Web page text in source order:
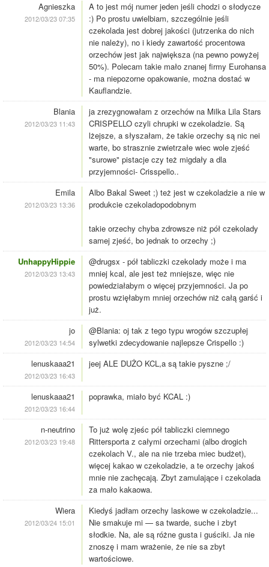
Agnieszka
2012/03/23 07:35
A to jest mój numer jeden jeśli chodzi o słodycze
:) Po prostu uwielbiam, szczególnie jeśli
czekolada jest dobrej jakości (jutrzenka do nich
nie należy), no i kiedy zawartość procentowa
orzechów jest jak największa (na pewno powyżej
50%). Polecam takie mało znanej firmy Eurohansa
- ma niepozorne opakowanie, można dostać w
Kauflandzie.
Blania
2012/03/23 11:43
ja zrezygnowałam z orzechów na Milka Lila Stars
CRISPELLO czyli chrupki w czekoladzie. Są
lżejsze, a słyszałam, że takie orzechy są nic nei
warte, bo strasznie zwietrzałe wiec wole zjeść
"surowe" pistacje czy też migdały a dla
przyjemności- Crisspello..
Emila
2012/03/23 13:36
Albo Bakal Sweet ;) też jest w czekoladzie a nie w
produkcie czekoladopodobnym
takie orzechy chyba zdrowsze niż pół czekolady
samej zjeść, bo jednak to orzechy ;)
UnhappyHippie
2012/03/23 13:43
@drugsx - pół tabliczki czekolady może i ma
mniej kcal, ale jest też mniejsze, więc nie
powiedziałabym o więcej przyjemności. Ja po
prostu wzięłabym mniej orzechów niż całą garść i
już.
jo
2012/03/23 14:54
@Blania: oj tak z tego typu wrogów szczupłej
sylwetki zdecydowanie najlepsze Crispello :)
lenuskaaa21
2012/03/23 16:43
jeej ALE DUŻO KCL,a są takie pyszne ;/
lenuskaaa21
2012/03/23 16:44
poprawka, miało być KCAL :)
n-neutrino
2012/03/23 19:48
To już wolę zjeśc pół tabliczki ciemnego
Rittersporta z całymi orzechami (albo drogich
czekolach V., ale na nie trzeba miec budżet),
więcej kakao w czekoladzie, a te orzechy jakoś
mnie nie zachęcają. Zbyt zamulające i czekolada
za mało kakaowa.
Wiera
2012/03/24 15:01
Kiedyś jadłam orzechy laskowe w czekoladzie...
Nie smakuje mi — sa twarde, suche i zbyt
słodkie. Na, ale są różne gusta i guściki. Ja nie
znoszę i mam wrażenie, że nie sa zbyt
wartościowe.